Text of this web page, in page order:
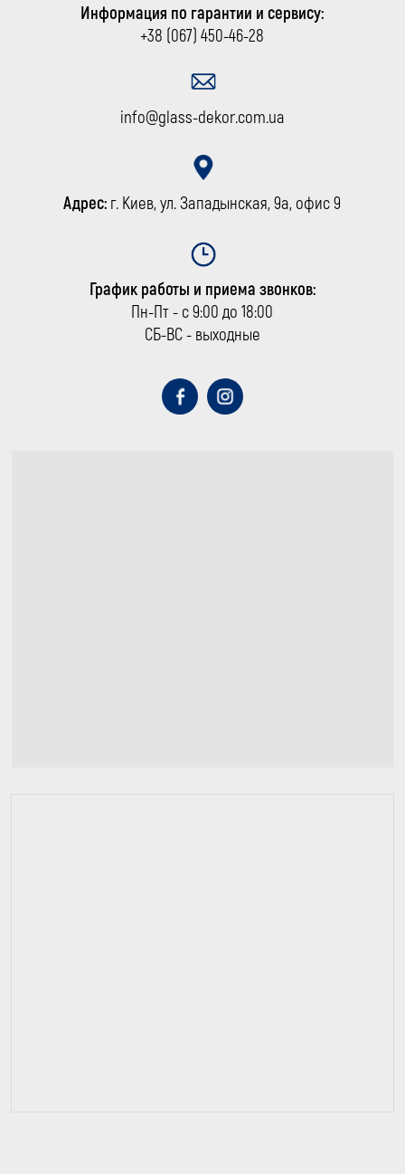
Информация по гарантии и сервису:
+38 (067) 450-46-28
info@glass-dekor.com.ua
Адрес: г. Киев, ул. Западынская, 9а, офис 9
График работы и приема звонков:
Пн-Пт - с 9:00 до 18:00
СБ-ВС - выходные